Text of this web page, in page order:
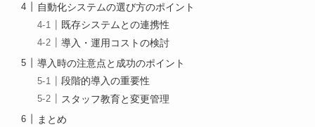
自動化システムの選び方のポイント
既存システムとの連携性
導入・運用コストの検討
導入時の注意点と成功のポイント
段階的導入の重要性
スタッフ教育と変更管理
まとめ